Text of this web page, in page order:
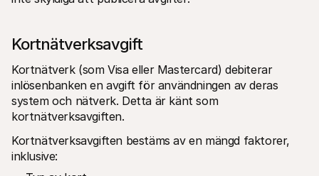
Kortnätverksavgift
Kortnätverk (som Visa eller Mastercard) debiterar
inlösenbanken en avgift för användningen av deras
system och nätverk. Detta är känt som
kortnätverksavgiften.
Kortnätverksavgiften bestäms av en mängd faktorer,
inklusive: